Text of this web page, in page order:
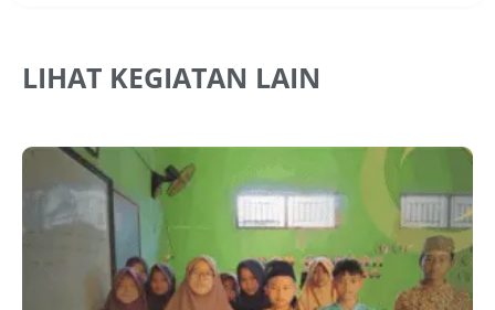
LIHAT KEGIATAN LAIN